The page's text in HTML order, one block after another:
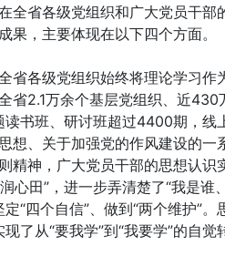
全省各级党组织和广大党员干部
，主要体现在以下四个方面。
省各级党组织始终将理论学习
省2.1万余个基层党组织、近
书班、研讨班超过4400期，线
想、关于加强党的作风建设的一
精神，广大党员干部的思想认识
心田”，进一步弄清楚了“我是谁
“四个自信”、做到“两个维护”
了从“要我学”到“我要学”的自